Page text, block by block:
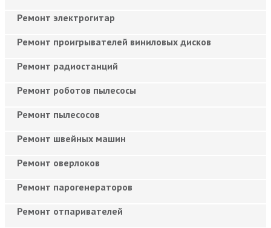
Ремонт электрогитар
Ремонт проигрывателей виниловых дисков
Ремонт радиостанций
Ремонт роботов пылесосы
Ремонт пылесосов
Ремонт швейных машин
Ремонт оверлоков
Ремонт парогенераторов
Ремонт отпаривателей